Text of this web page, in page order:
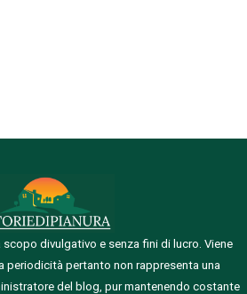
divulgativo e senza fini di lucro. Viene
periodicità pertanto non rappresenta una
del blog, pur mantenendo costante